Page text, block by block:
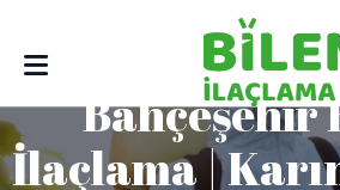
Bahçeşehir
İlaçlama |